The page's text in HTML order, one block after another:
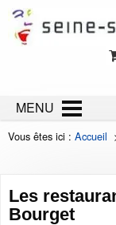
MENU
Vous êtes ici : Accueil
Les
Bourget